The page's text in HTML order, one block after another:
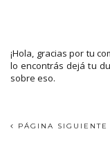
¡Hola, gracias por tu
lo encontrás dejá tu
sobre eso.
PÁGINA SIGUIENTE